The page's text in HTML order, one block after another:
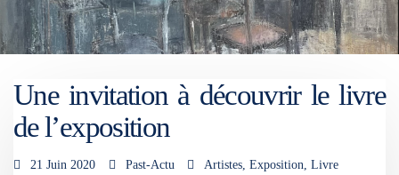
Une invitation à découvrir le livre
de l’exposition
21 Juin 2020 Past-Actu Artistes, Exposition, Livre